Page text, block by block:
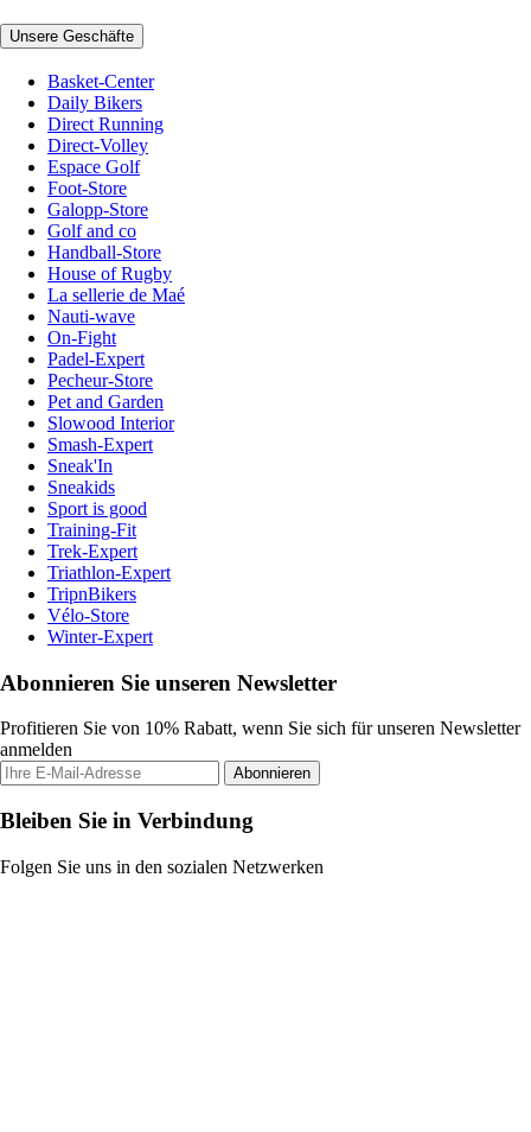
Unsere Geschäfte
Basket-Center
Daily Bikers
Direct Running
Direct-Volley
Espace Golf
Foot-Store
Galopp-Store
Golf and co
Handball-Store
House of Rugby
La sellerie de Maé
Nauti-wave
On-Fight
Padel-Expert
Pecheur-Store
Pet and Garden
Slowood Interior
Smash-Expert
Sneak'In
Sneakids
Sport is good
Training-Fit
Trek-Expert
Triathlon-Expert
TripnBikers
Vélo-Store
Winter-Expert
Abonnieren Sie unseren Newsletter
Profitieren Sie von 10% Rabatt, wenn Sie sich für unseren Newsletter
anmelden
Abonnieren
Bleiben Sie in Verbindung
Folgen Sie uns in den sozialen Netzwerken